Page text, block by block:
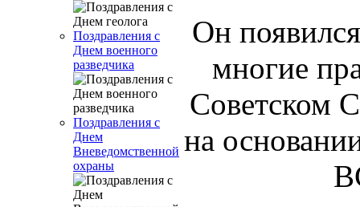
Поздравления с
Днем военного
разведчика
Поздравления с
Днем
Вневедомственной
охраны
Он
многие
Советском
на